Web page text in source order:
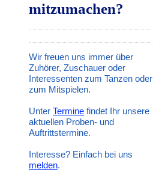
mitzumachen?
Wir freuen uns immer über
Zuhörer, Zuschauer oder
Interessenten zum Tanzen oder
zum Mitspielen.
Unter Termine findet Ihr unsere
aktuellen Proben- und
Auftrittstermine.
Interesse? Einfach bei uns
melden.